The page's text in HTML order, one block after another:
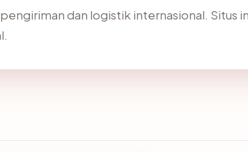
dan logistik internasional. Situs